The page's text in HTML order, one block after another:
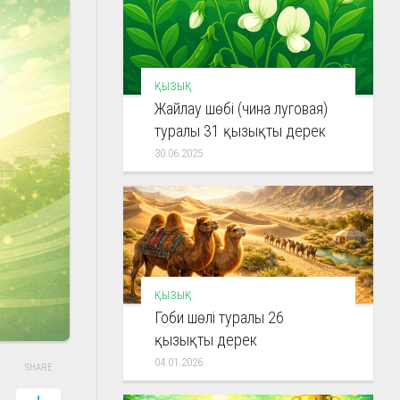
SHARE
ҚЫЗЫҚ
Жайлау шөбі (чина луговая)
туралы 31 қызықты дерек
30.06.2025
ҚЫЗЫҚ
Гоби шөлі туралы 26
қызықты дерек
04.01.2026